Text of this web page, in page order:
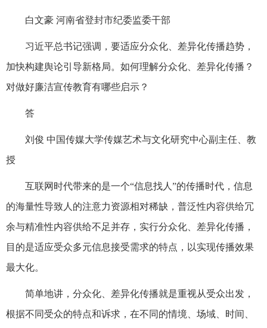
白文豪 河南省登封市纪委监委干部
习近平总书记强调，要适应分众化、差异化传播趋势，
加快构建舆论引导新格局。如何理解分众化、差异化传播？
对做好廉洁宣传教育有哪些启示？
答
刘俊 中国传媒大学传媒艺术与文化研究中心副主任、教
授
互联网时代带来的是一个“信息找人”的传播时代，信息
的海量性导致人的注意力资源相对稀缺，普泛性内容供给冗
余与精准性内容供给不足并存，实行分众化、差异化传播，
目的是适应受众多元信息接受需求的特点，以实现传播效果
最大化。
简单地讲，分众化、差异化传播就是重视从受众出发，
根据不同受众的特点和诉求，在不同的情境、场域、时间、